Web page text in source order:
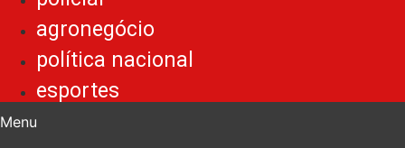
agronegócio
política nacional
esportes
Menu